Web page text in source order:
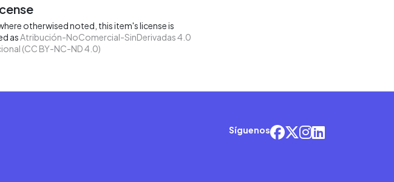
otherwised noted, this item's license is
as Atribución-NoComercial-SinDerivadas 4.0
(CC BY-NC-ND 4.0)
Síguenos